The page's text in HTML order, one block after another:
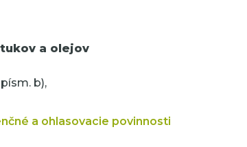
a olejov
písm. b),
a ohlasovacie povinnosti